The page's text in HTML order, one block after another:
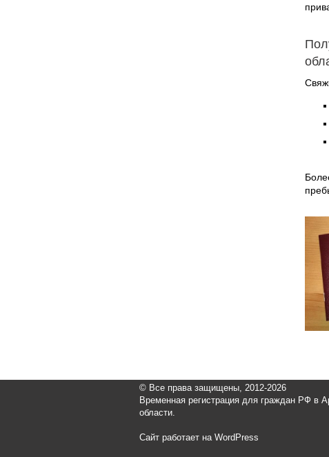
© Все права защищены, 2012-2026
Временная регистрация для граждан РФ в
области.
Сайт работает на WordPress